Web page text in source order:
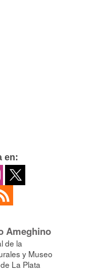
en:
Ameghino
de la
y Museo
La Plata